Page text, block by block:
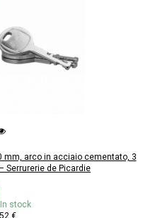
mm, arco in acciaio cementato, 3
Serrurerie de Picardie
In stock